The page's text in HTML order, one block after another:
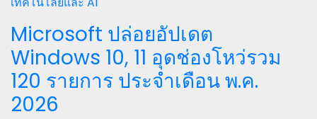
Microsoft ปล่อยอัปเดต
Windows 10, 11 อุดช่องโหว่รวม
120 รายการ ประจำเดือน พ.ค.
2026